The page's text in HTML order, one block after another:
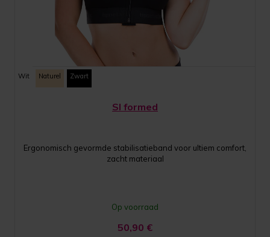
Wit Naturel Zwart
SI formed
Ergonomisch gevormde stabilisatieband voor ultiem comfort,
zacht materiaal
Op voorraad
50,90 €